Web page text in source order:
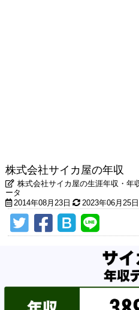
株式会社サイカ屋の年収
株式会社サイカ屋の生涯年収・年
ータ
2014年08月23日
2023年06月25日